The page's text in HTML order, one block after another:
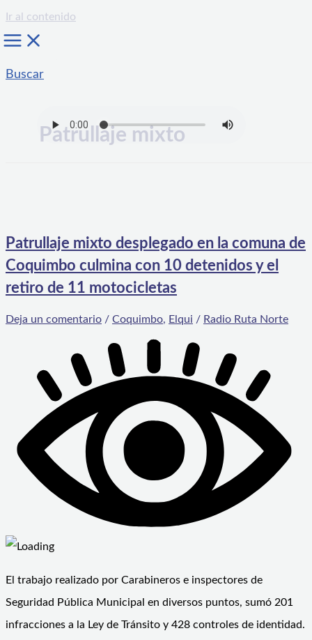
Ir al contenido
Buscar
Patrullaje mixto
Patrullaje mixto desplegado en la comuna de
Coquimbo culmina con 10 detenidos y el
retiro de 11 motocicletas
Deja un comentario / Coquimbo, Elqui / Radio Ruta Norte
El trabajo realizado por Carabineros e inspectores de
Seguridad Pública Municipal en diversos puntos, sumó 201
infracciones a la Ley de Tránsito y 428 controles de identidad.